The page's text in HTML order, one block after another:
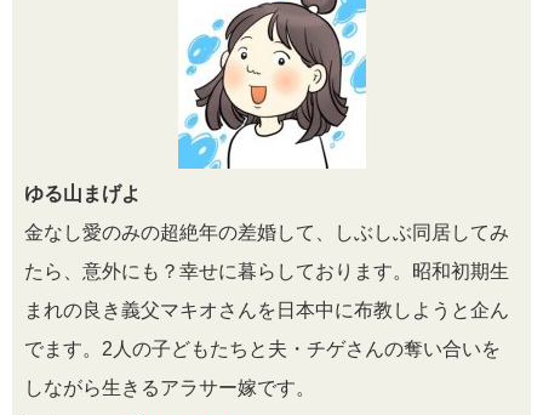
ゆる山まげよ
金なし愛のみの超絶年の差婚して、しぶしぶ同居してみ
たら、意外にも？幸せに暮らしております。昭和初期生
まれの良き義父マキオさんを日本中に布教しようと企ん
でます。 2 人の子どもたちと夫・チゲさんの奪い合いを
しながら生きるアラサー嫁です。